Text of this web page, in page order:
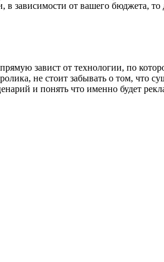
зависимости от вашего бюджета, то
завист от технологии, по
не стоит забывать о том, что
и понять что именно будет